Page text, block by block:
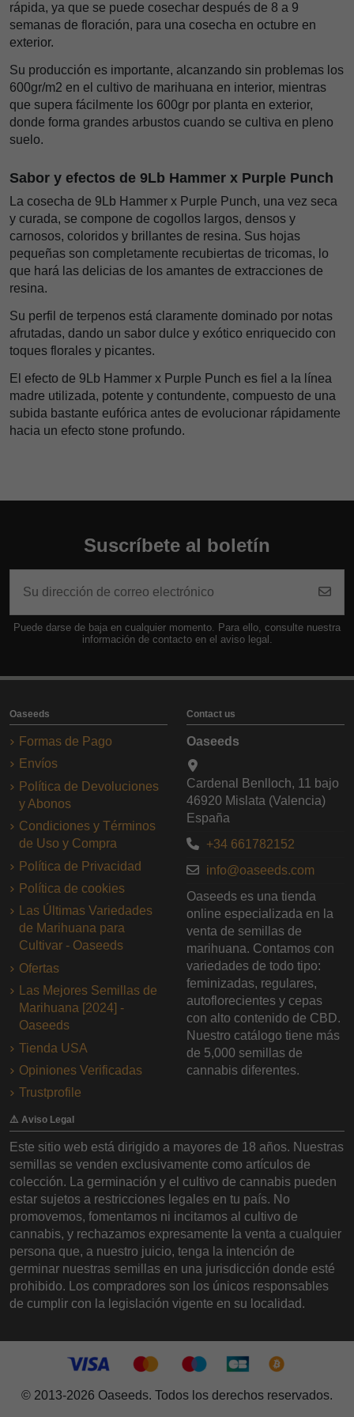
rápida, ya que se puede cosechar después de 8 a 9
semanas de floración, para una cosecha en octubre en
exterior.
Su producción es importante, alcanzando sin problemas los
600gr/m2 en el cultivo de marihuana en interior, mientras
que supera fácilmente los 600gr por planta en exterior,
donde forma grandes arbustos cuando se cultiva en pleno
suelo.
Sabor y efectos de 9Lb Hammer x Purple Punch
La cosecha de 9Lb Hammer x Purple Punch, una vez seca
y curada, se compone de cogollos largos, densos y
carnosos, coloridos y brillantes de resina. Sus hojas
pequeñas son completamente recubiertas de tricomas, lo
que hará las delicias de los amantes de extracciones de
resina.
Su perfil de terpenos está claramente dominado por notas
afrutadas, dando un sabor dulce y exótico enriquecido con
toques florales y picantes.
El efecto de 9Lb Hammer x Purple Punch es fiel a la línea
madre utilizada, potente y contundente, compuesto de una
subida bastante eufórica antes de evolucionar rápidamente
hacia un efecto stone profundo.
Suscríbete al boletín
Puede darse de baja en cualquier momento. Para ello, consulte nuestra
información de contacto en el aviso legal.
Oaseeds
Formas de Pago
Envíos
Política de Devoluciones
y Abonos
Condiciones y Términos
de Uso y Compra
Política de Privacidad
Política de cookies
Las Últimas Variedades
de Marihuana para
Cultivar - Oaseeds
Ofertas
Las Mejores Semillas de
Marihuana [2024] -
Oaseeds
Tienda USA
Opiniones Verificadas
Trustprofile
Contact us
Oaseeds
Cardenal Benlloch, 11 bajo
46920 Mislata (Valencia)
España
+34 661782152
info@oaseeds.com
Oaseeds es una tienda
online especializada en la
venta de semillas de
marihuana. Contamos con
variedades de todo tipo:
feminizadas, regulares,
autoflorecientes y cepas
con alto contenido de CBD.
Nuestro catálogo tiene más
de 5,000 semillas de
cannabis diferentes.
⚠️ Aviso Legal
Este sitio web está dirigido a mayores de 18 años. Nuestras
semillas se venden exclusivamente como artículos de
colección. La germinación y el cultivo de cannabis pueden
estar sujetos a restricciones legales en tu país. No
promovemos, fomentamos ni incitamos al cultivo de
cannabis, y rechazamos expresamente la venta a cualquier
persona que, a nuestro juicio, tenga la intención de
germinar nuestras semillas en una jurisdicción donde esté
prohibido. Los compradores son los únicos responsables
de cumplir con la legislación vigente en su localidad.
© 2013-2026 Oaseeds. Todos los derechos reservados.